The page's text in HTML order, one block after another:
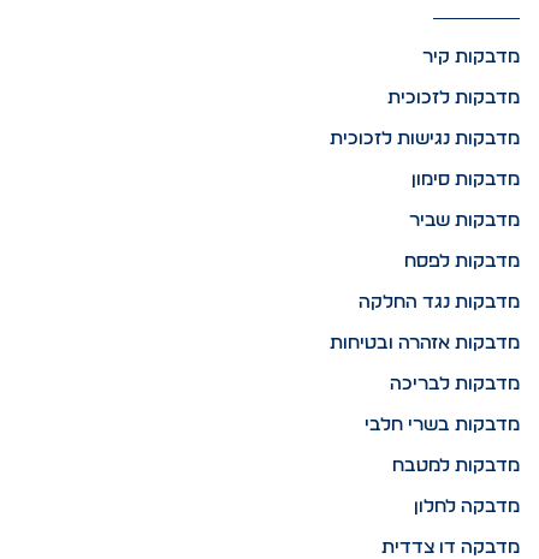
מדבקות קיר
מדבקות לזכוכית
מדבקות נגישות לזכוכית
מדבקות סימון
מדבקות שביר
מדבקות לפסח
מדבקות נגד החלקה
מדבקות אזהרה ובטיחות
מדבקות לבריכה
מדבקות בשרי חלבי
מדבקות למטבח
מדבקה לחלון
מדבקה דו צדדית